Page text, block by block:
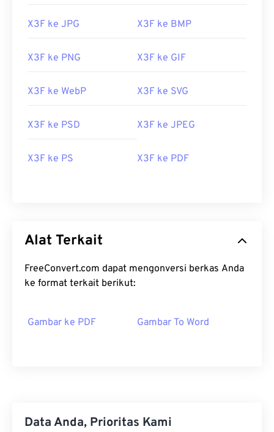
X3F ke JPG X3F ke BMP
X3F ke PNG X3F ke GIF
X3F ke WebP X3F ke SVG
X3F ke PSD X3F ke JPEG
X3F ke PS X3F ke PDF
Alat Terkait
FreeConvert.com dapat mengonversi berkas Anda
ke format terkait berikut:
Gambar ke PDF Gambar To Word
Data Anda, Prioritas Kami